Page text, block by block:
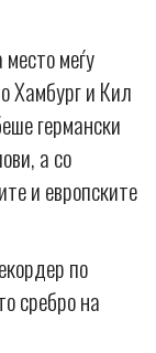
меѓу
Хамбург и Кил
германски
а со
и европските
по
сребро на